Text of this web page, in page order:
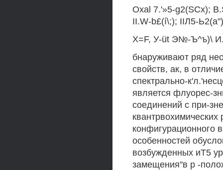
Oxal 7.'»5-g2(SCx);
II.W-b£(í\;); IIЛ5-
X=F, У-üt Э№-Ъ^ъ)\
бнаруживают ряд
свойств, ак, в
спектрально-
является флуорес-
соединений с при-
квантрвохимических
конфигурационного
особенностей
возбужденных иТ5
замещения''в р -